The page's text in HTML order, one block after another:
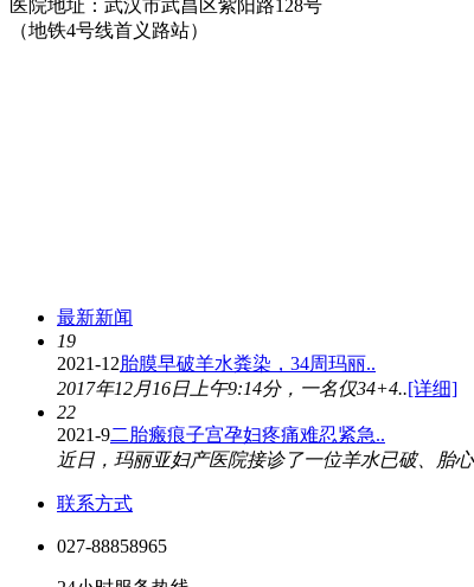
医院地址：武汉市武昌区紫阳路128号
（地铁4号线首义路站）
最新新闻
19
2021-12胎膜早破羊水粪染，34周玛丽..
2017年12月16日上午9:14分，一名仅34+4..[详细]
22
2021-9二胎瘢痕子宫孕妇疼痛难忍紧急..
近日，玛丽亚妇产医院接诊了一位羊水已破、胎
联系方式
027-88858965